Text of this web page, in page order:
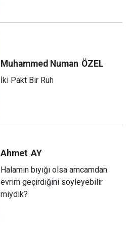
Muhammed Numan ÖZEL
İki Pakt Bir Ruh
Ahmet AY
Halamın bıyığı olsa amcamdan
evrim geçirdiğini söyleyebilir
miydik?